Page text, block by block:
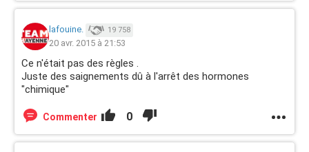
lafouine. 19 758
20 avr. 2015 à 21:53
Ce n'était pas des règles .
Juste des saignements dû à l'arrêt des hormones
"chimique"
Commenter 0